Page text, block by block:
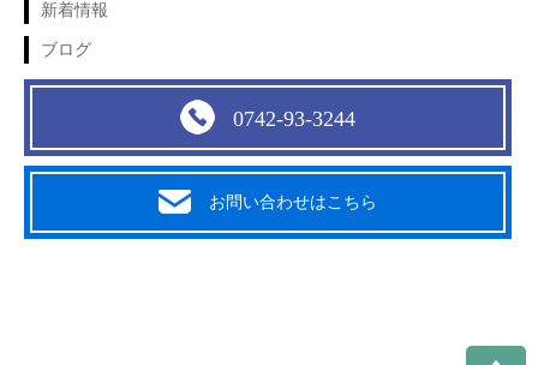
新着情報
ブログ
0742-93-3244
お問い合わせはこちら